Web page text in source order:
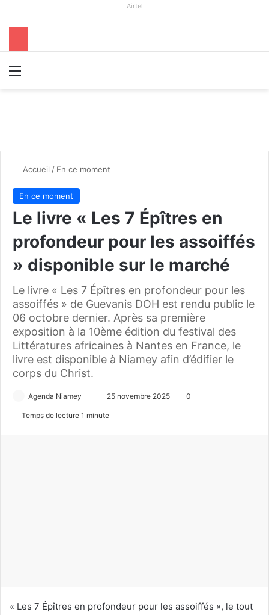
Airtel
Accueil / En ce moment
En ce moment
Le livre « Les 7 Épîtres en
profondeur pour les assoiffés
» disponible sur le marché
Le livre « Les 7 Épîtres en profondeur pour les
assoiffés » de Guevanis DOH est rendu public le
06 octobre dernier. Après sa première
exposition à la 10ème édition du festival des
Littératures africaines à Nantes en France, le
livre est disponible à Niamey afin d’édifier le
corps du Christ.
Agenda Niamey
n
25 novembre 2025 0
Temps de lecture 1 minute
« Les 7 Épîtres en profondeur pour les assoiffés », le tout